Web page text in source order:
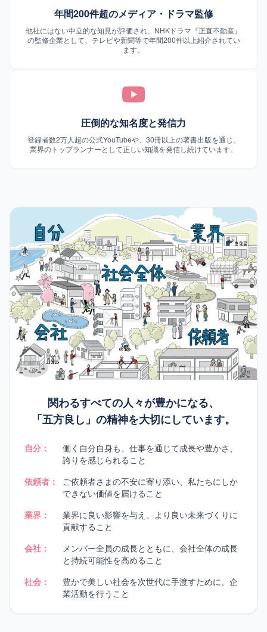
年間200件超のメディア・ドラマ監修
他社にはない中立的な知見が評価され、NHKドラマ『正直不動産』
の監修企業として、テレビや新聞等で年間200件以上紹介されてい
ます。
圧倒的な知名度と発信力
登録者数2万人超の公式YouTubeや、30冊以上の著書出版を通じ、
業界のトップランナーとして正しい知識を発信し続けています。
関わるすべての人々が豊かになる、
「五方良し」の精神を大切にしています。
自分：
働く自分自身も、仕事を通じて成長や豊かさ、
誇りを感じられること
依頼者：
ご依頼者さまの不安に寄り添い、私たちにしか
できない価値を届けること
業界：
業界に良い影響を与え、より良い未来づくりに
貢献すること
会社：
メンバー全員の成長とともに、会社全体の成長
と持続可能性を高めること
社会：
豊かで美しい社会を次世代に手渡すために、企
業活動を行うこと